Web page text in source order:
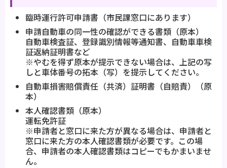
臨時運行許可申請書（市民課窓口にあります）
申請自動車の同一性の確認ができる書類（原本）
自動車検査証、登録識別情報等通知書、自動車車検
証返納証明書など
※やむを得ず原本が提示できない場合は、上記の写
しと車体番号の拓本（写）を提示してください。
自動車損害賠償責任（共済）証明書（自賠責）（原
本）
本人確認書類（原本）
運転免許証
※申請者と窓口に来た方が異なる場合は、申請者と
窓口に来た方の本人確認書類が必要です。この場
合、申請者の本人確認書類はコピーでもかまいませ
ん。